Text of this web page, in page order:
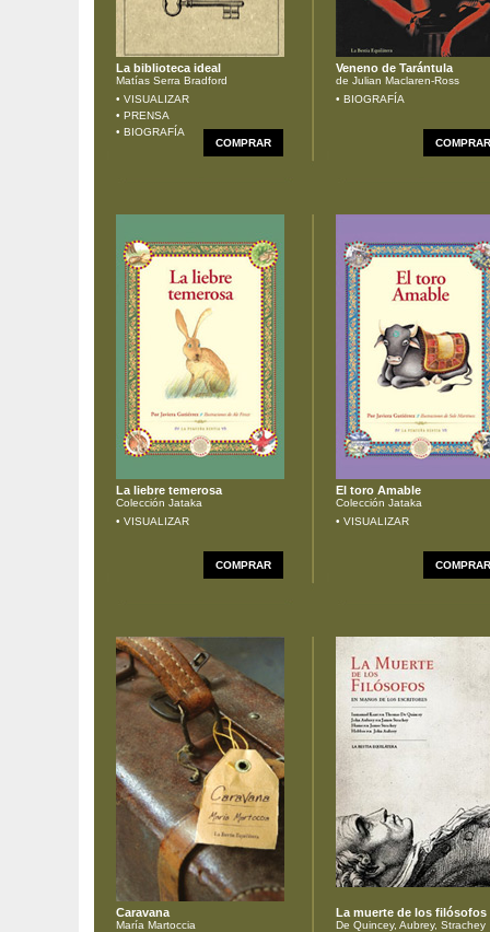
La biblioteca ideal
Matías Serra Bradford
• VISUALIZAR
• PRENSA
• BIOGRAFÍA
COMPRAR
Veneno de Tarántula
de Julian Maclaren-Ross
• BIOGRAFÍA
COMPRAR
La liebre temerosa
Colección Jataka
• VISUALIZAR
COMPRAR
El toro Amable
Colección Jataka
• VISUALIZAR
COMPRAR
Caravana
María Martoccia
La muerte de los filósofos
De Quincey, Aubrey, Strachey